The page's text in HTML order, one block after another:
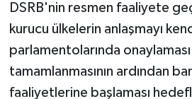
DSRB'nin resmen faaliyete
kurucu ülkelerin anlaşmayı
parlamentolarında
tamamlanmasının ardından
faaliyetlerine başlaması